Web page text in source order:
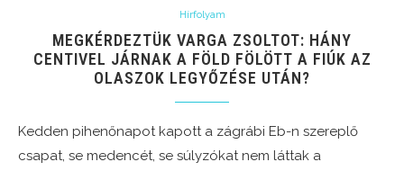
Hírfolyam
MEGKÉRDEZTÜK VARGA ZSOLTOT: HÁNY
CENTIVEL JÁRNAK A FÖLD FÖLÖTT A FIÚK AZ
OLASZOK LEGYŐZÉSE UTÁN?
Kedden pihenőnapot kapott a zágrábi Eb-n szereplő
csapat, se medencét, se súlyzókat nem láttak a